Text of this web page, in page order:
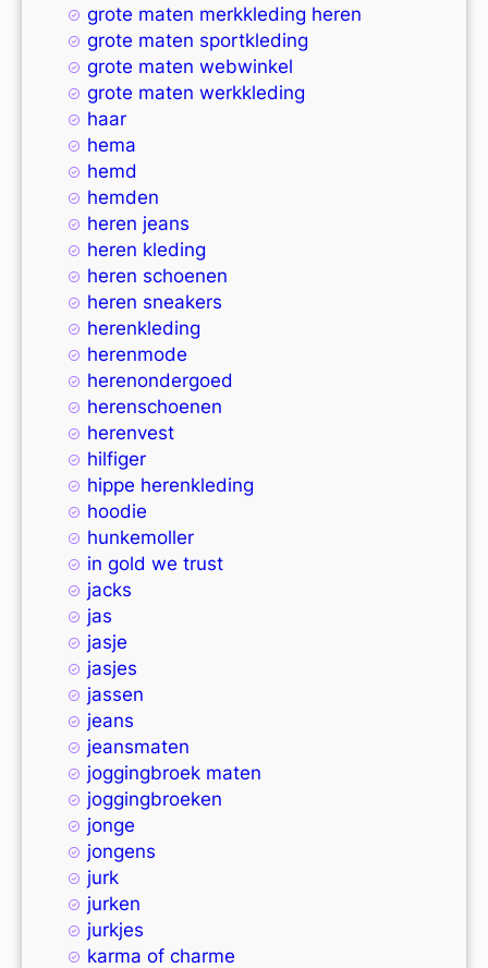
grote maten merkkleding heren
grote maten sportkleding
grote maten webwinkel
grote maten werkkleding
haar
hema
hemd
hemden
heren jeans
heren kleding
heren schoenen
heren sneakers
herenkleding
herenmode
herenondergoed
herenschoenen
herenvest
hilfiger
hippe herenkleding
hoodie
hunkemoller
in gold we trust
jacks
jas
jasje
jasjes
jassen
jeans
jeansmaten
joggingbroek maten
joggingbroeken
jonge
jongens
jurk
jurken
jurkjes
karma of charme